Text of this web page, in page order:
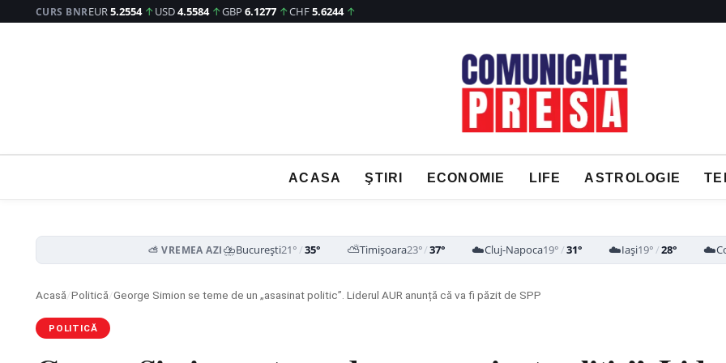
CURS BNR EUR5.2554 ↑USD4.5584 ↑GBP 6.1277 ↑CHF5.6244 ↑
ACASA ŞTIRI ECONOMIE LIFE ASTROLOGIE
⛅ VREMEA AZI ⛈️București21°/35° ⛅Timișoara23°/37° ☁️Cluj-Napoca19°/31° ☁️Iași19°/28° ☁️
Acasă/Politică/George Simion se teme de un „asasinat politic”. Liderul AUR anunță că va fi păzit de SPP
POLITICĂ